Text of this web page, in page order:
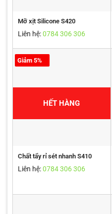
Mỡ xịt Silicone S420
Liên hệ:0784 306 306
Giảm 5%
HẾT HÀNG
Chất tẩy rỉ sét nhanh S410
Liên hệ:0784 306 306